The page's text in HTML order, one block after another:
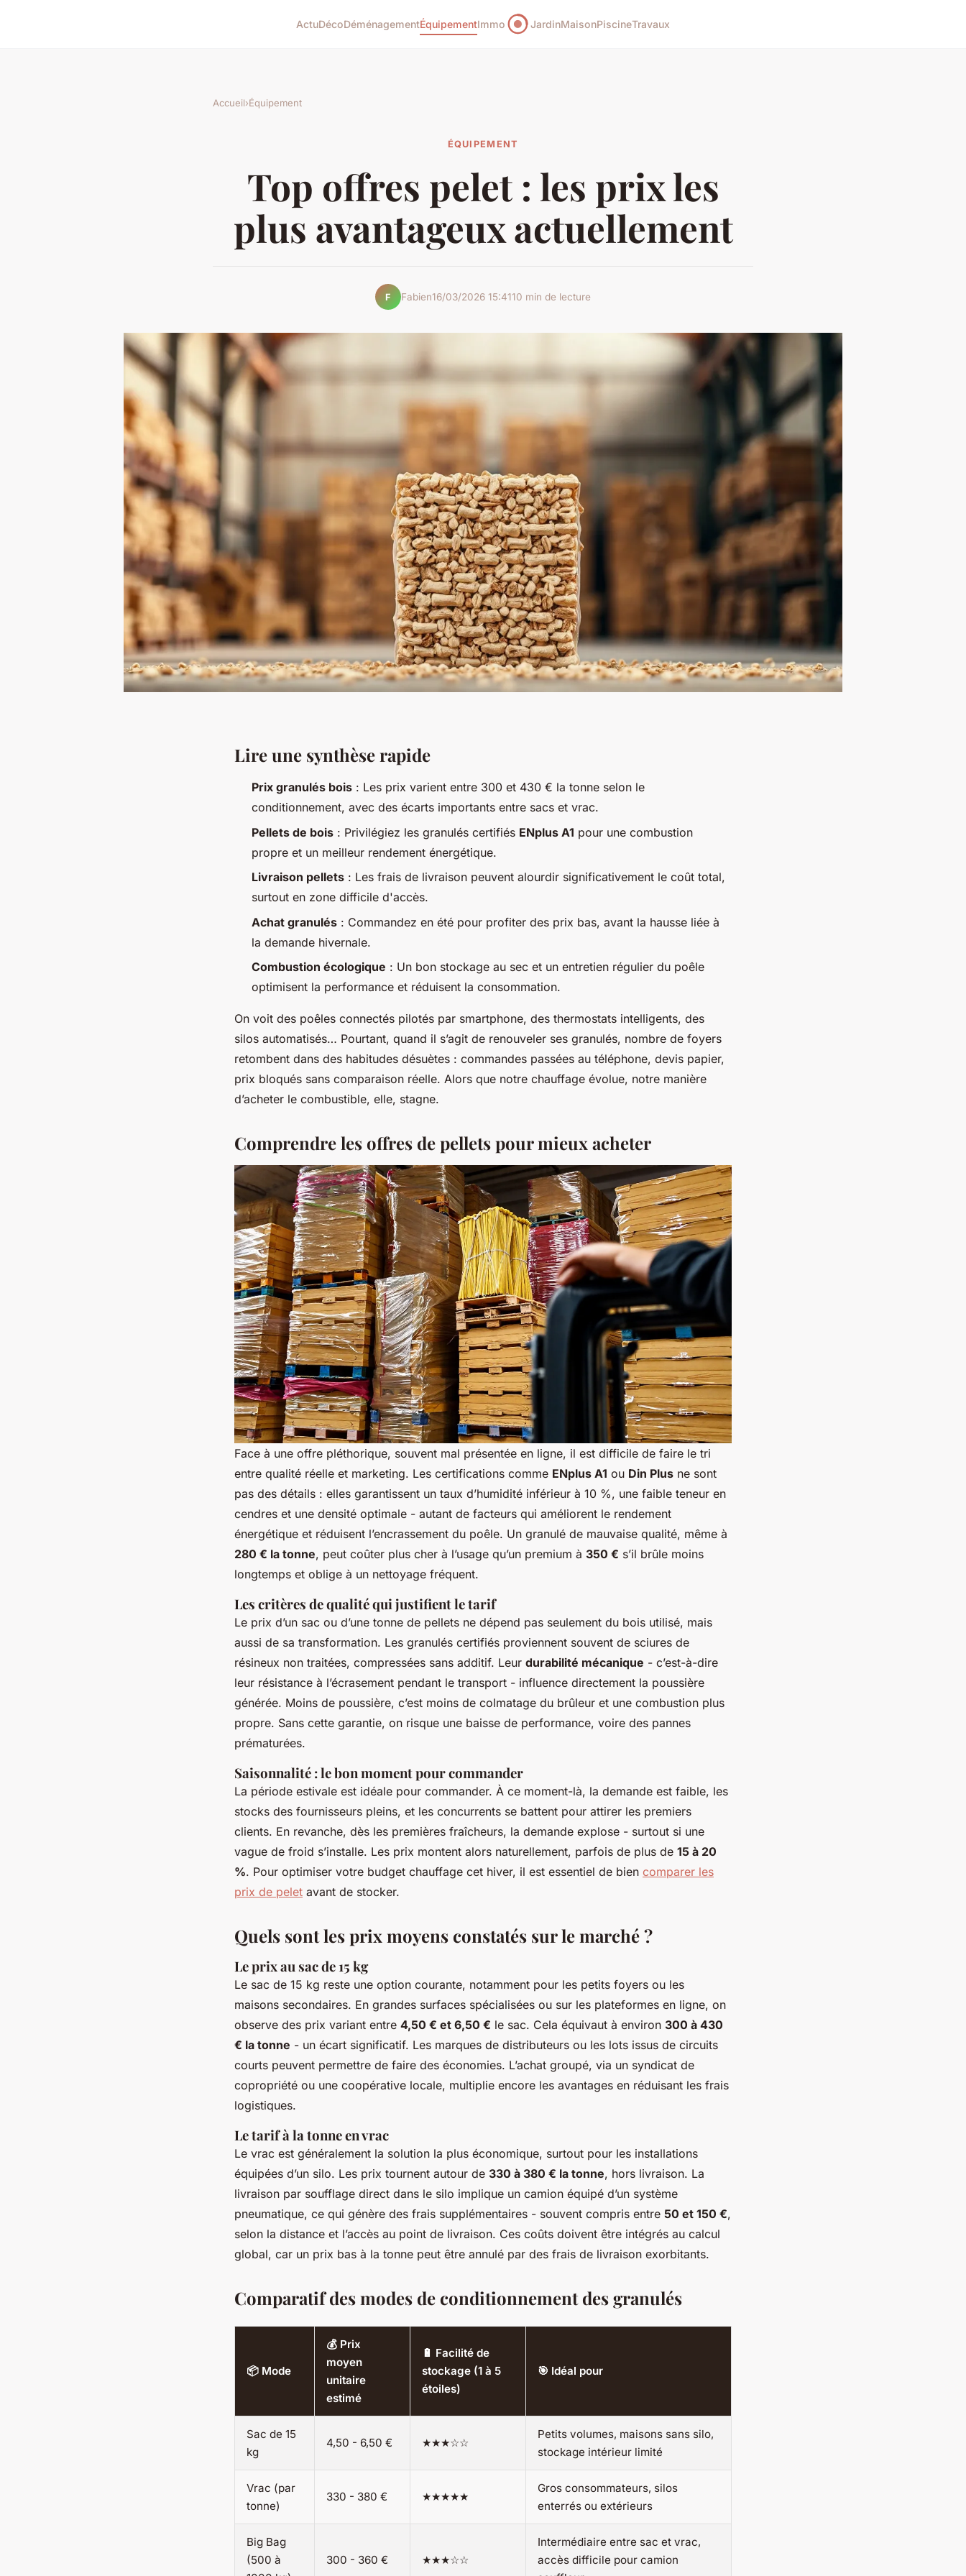
ActuDécoDéménagementÉquipementImmo JardinMaisonPiscineTravaux
Accueil›Équipement
ÉQUIPEMENT
Top offres pelet : les prix les
plus avantageux actuellement
F Fabien16/03/2026 15:4110 min de lecture
Lire une synthèse rapide
Prix granulés bois : Les prix varient entre 300 et 430 € la tonne selon le
conditionnement, avec des écarts importants entre sacs et vrac.
Pellets de bois : Privilégiez les granulés certifiés ENplus A1 pour une combustion
propre et un meilleur rendement énergétique.
Livraison pellets : Les frais de livraison peuvent alourdir significativement le coût total,
surtout en zone difficile d'accès.
Achat granulés : Commandez en été pour profiter des prix bas, avant la hausse liée à
la demande hivernale.
Combustion écologique : Un bon stockage au sec et un entretien régulier du poêle
optimisent la performance et réduisent la consommation.
On voit des poêles connectés pilotés par smartphone, des thermostats intelligents, des
silos automatisés… Pourtant, quand il s’agit de renouveler ses granulés, nombre de foyers
retombent dans des habitudes désuètes : commandes passées au téléphone, devis papier,
prix bloqués sans comparaison réelle. Alors que notre chauffage évolue, notre manière
d’acheter le combustible, elle, stagne.
Comprendre les offres de pellets pour mieux acheter
Face à une offre pléthorique, souvent mal présentée en ligne, il est difficile de faire le tri
entre qualité réelle et marketing. Les certifications comme ENplus A1 ou Din Plus ne sont
pas des détails : elles garantissent un taux d’humidité inférieur à 10 %, une faible teneur en
cendres et une densité optimale - autant de facteurs qui améliorent le rendement
énergétique et réduisent l’encrassement du poêle. Un granulé de mauvaise qualité, même à
280 € la tonne, peut coûter plus cher à l’usage qu’un premium à 350 € s’il brûle moins
longtemps et oblige à un nettoyage fréquent.
Les critères de qualité qui justifient le tarif
Le prix d’un sac ou d’une tonne de pellets ne dépend pas seulement du bois utilisé, mais
aussi de sa transformation. Les granulés certifiés proviennent souvent de sciures de
résineux non traitées, compressées sans additif. Leur durabilité mécanique - c’est-à-dire
leur résistance à l’écrasement pendant le transport - influence directement la poussière
générée. Moins de poussière, c’est moins de colmatage du brûleur et une combustion plus
propre. Sans cette garantie, on risque une baisse de performance, voire des pannes
prématurées.
Saisonnalité : le bon moment pour commander
La période estivale est idéale pour commander. À ce moment-là, la demande est faible, les
stocks des fournisseurs pleins, et les concurrents se battent pour attirer les premiers
clients. En revanche, dès les premières fraîcheurs, la demande explose - surtout si une
vague de froid s’installe. Les prix montent alors naturellement, parfois de plus de 15 à 20
%. Pour optimiser votre budget chauffage cet hiver, il est essentiel de bien comparer les
prix de pelet avant de stocker.
Quels sont les prix moyens constatés sur le marché ?
Le prix au sac de 15 kg
Le sac de 15 kg reste une option courante, notamment pour les petits foyers ou les
maisons secondaires. En grandes surfaces spécialisées ou sur les plateformes en ligne, on
observe des prix variant entre 4,50 € et 6,50 € le sac. Cela équivaut à environ 300 à 430
€ la tonne - un écart significatif. Les marques de distributeurs ou les lots issus de circuits
courts peuvent permettre de faire des économies. L’achat groupé, via un syndicat de
copropriété ou une coopérative locale, multiplie encore les avantages en réduisant les frais
logistiques.
Le tarif à la tonne en vrac
Le vrac est généralement la solution la plus économique, surtout pour les installations
équipées d’un silo. Les prix tournent autour de 330 à 380 € la tonne, hors livraison. La
livraison par soufflage direct dans le silo implique un camion équipé d’un système
pneumatique, ce qui génère des frais supplémentaires - souvent compris entre 50 et 150 €,
selon la distance et l’accès au point de livraison. Ces coûts doivent être intégrés au calcul
global, car un prix bas à la tonne peut être annulé par des frais de livraison exorbitants.
Comparatif des modes de conditionnement des granulés
📦 Mode
💰 Prix
moyen
unitaire
estimé
🔋 Facilité de
stockage (1 à 5
étoiles)
🎯 Idéal pour
Sac de 15
kg
4,50 - 6,50 € ★★★☆☆
Petits volumes, maisons sans silo,
stockage intérieur limité
Vrac (par
tonne)
330 - 380 € ★★★★★
Gros consommateurs, silos
enterrés ou extérieurs
Big Bag
(500 à
300 - 360 € ★★★☆☆
Intermédiaire entre sac et vrac,
accès difficile pour camion